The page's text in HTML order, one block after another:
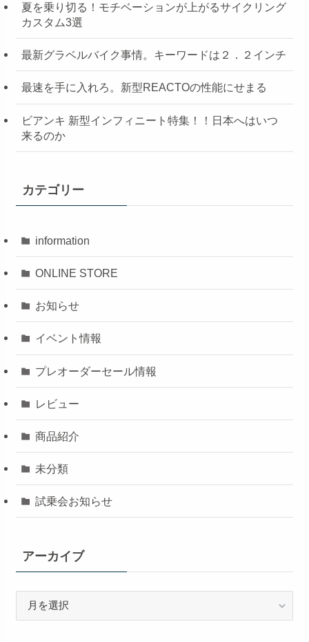
夏を乗り切る！モチベーションが上がるサイクリング
カスタム3選
最新グラベルバイク事情。キーワードは２．２インチ
最速を手に入れろ。新型REACTOの性能にせまる
ビアンキ 新型インフィニート特集！！日本へはいつ
来るのか
カテゴリー
information
ONLINE STORE
お知らせ
イベント情報
プレオーダーセール情報
レビュー
商品紹介
未分類
試乗会お知らせ
アーカイブ